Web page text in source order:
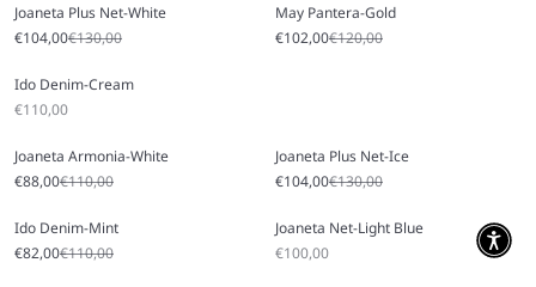
Joaneta Plus Net-White
Prix soldé
€104,00Prix régulier
€130,00
May Pantera-Gold
Prix soldé
€102,00Prix régulier
€120,00
Ido Denim-Cream
Prix soldé
€110,00
Joaneta Armonia-White
Prix soldé
€88,00Prix régulier
€110,00
Joaneta Plus Net-Ice
Prix soldé
€104,00Prix régulier
€130,00
Ido Denim-Mint
Prix soldé
€82,00Prix régulier
€110,00
Joaneta Net-Light Blue
Prix soldé
€100,00